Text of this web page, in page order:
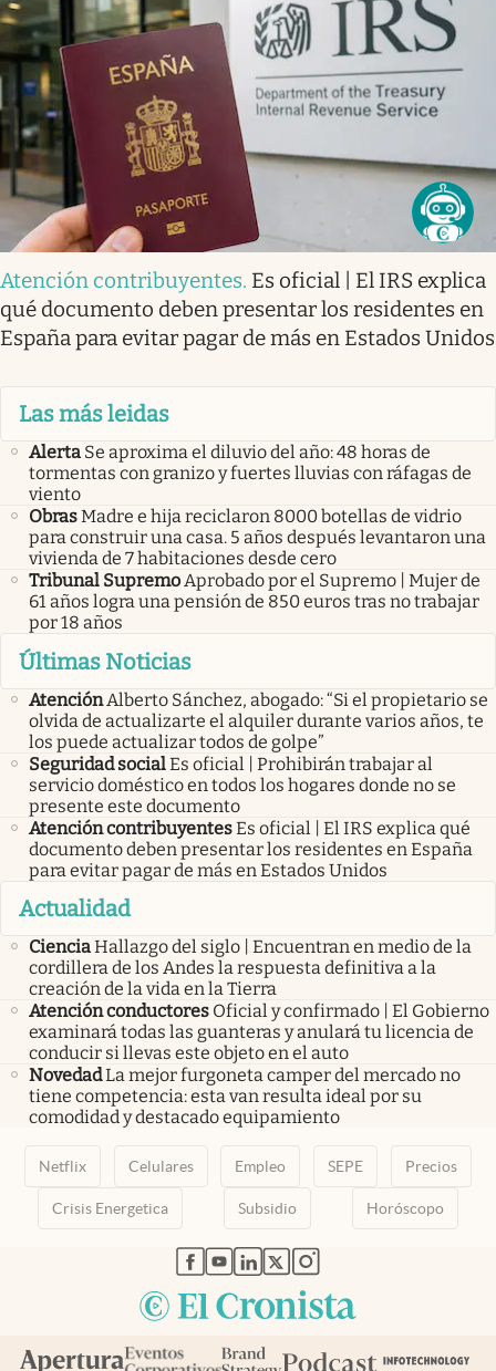
Atención contribuyentes. Es oficial | El IRS explica
qué documento deben presentar los residentes en
España para evitar pagar de más en Estados Unidos
Las más leidas
Alerta Se aproxima el diluvio del año: 48 horas de
tormentas con granizo y fuertes lluvias con ráfagas de
viento
ObrasMadre e hija reciclaron 8000 botellas de vidrio
para construir una casa. 5 años después levantaron una
vivienda de 7 habitaciones desde cero
Tribunal SupremoAprobado por el Supremo | Mujer de
61 años logra una pensión de 850 euros tras no trabajar
por 18 años
Últimas Noticias
Atención Alberto Sánchez, abogado: “Si el propietario se
olvida de actualizarte el alquiler durante varios años, te
los puede actualizar todos de golpe”
Seguridad socialEs oficial | Prohibirán trabajar al
servicio doméstico en todos los hogares donde no se
presente este documento
Atención contribuyentesEs oficial | El IRS explica qué
documento deben presentar los residentes en España
para evitar pagar de más en Estados Unidos
Actualidad
CienciaHallazgo del siglo | Encuentran en medio de la
cordillera de los Andes la respuesta definitiva a la
creación de la vida en la Tierra
Atención conductores Oficial y confirmado | El Gobierno
examinará todas las guanteras y anulará tu licencia de
conducir si llevas este objeto en el auto
NovedadLa mejor furgoneta camper del mercado no
tiene competencia: esta van resulta ideal por su
comodidad y destacado equipamiento
Netflix Celulares Empleo SEPE Precios
Crisis Energetica Subsidio Horóscopo
abre en nueva pestaña
abre en nueva pestaña
abre en nueva pestaña
abre en nueva pestaña
abre en nueva pestaña